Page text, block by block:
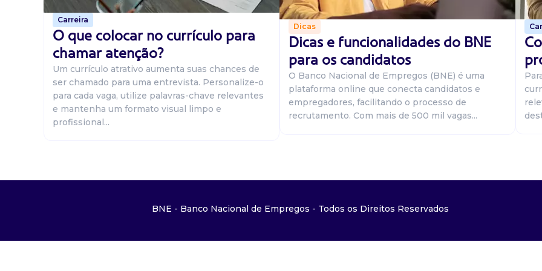
Carreira
O que colocar no currículo para
chamar atenção?
Um currículo atrativo aumenta suas chances de
ser chamado para uma entrevista. Personalize-o
para cada vaga, utilize palavras-chave relevantes
e mantenha um formato visual limpo e
profissional...
Dicas
Dicas e funcionalidades do BNE
para os candidatos
O Banco Nacional de Empregos (BNE) é uma
plataforma online que conecta candidatos e
empregadores, facilitando o processo de
recrutamento. Com mais de 500 mil vagas...
BNE - Banco Nacional de Empregos - Todos os Direitos Reservados